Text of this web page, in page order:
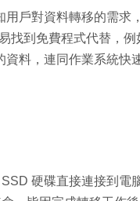
用戶對資料轉移的需
找到免費程式代替，
料，連同作業系統快
硬碟直接連接到電